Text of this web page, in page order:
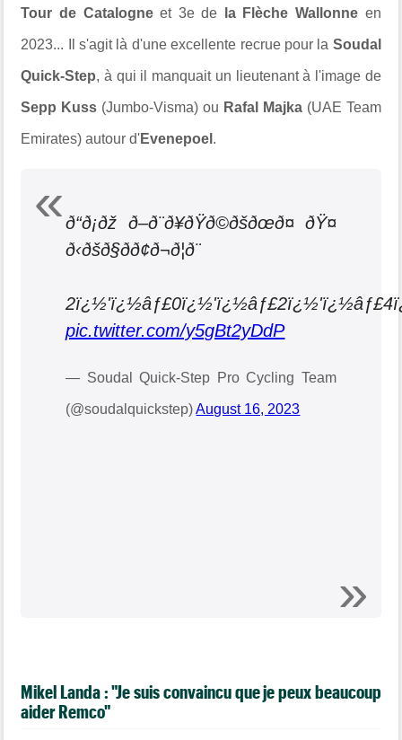
Tour de Catalogneet 3e de la Flèche Wallonneen
2023... Il s'agit là d'une excellente recrue pour la Soudal
Quick-Step, à qui il manquait un lieutenant à l'image de
Sepp Kuss (Jumbo-Visma) ou Rafal Majka(UAE Team
Emirates) autour d'Evenepoel .
ð“ð¡ðž ð–ð¨ð¥ðŸð©ðšðœð¤ ðŸ¤
ð‹ðšð§ðð¢ð¬ð¦ð¨
pic.twitter.com/y5gBt2yDdP
— Soudal Quick-Step Pro Cycling Team
(@soudalquickstep)August 16, 2023
Mikel Landa : "Je suis convaincu que je peux beaucoup
aider Remco"